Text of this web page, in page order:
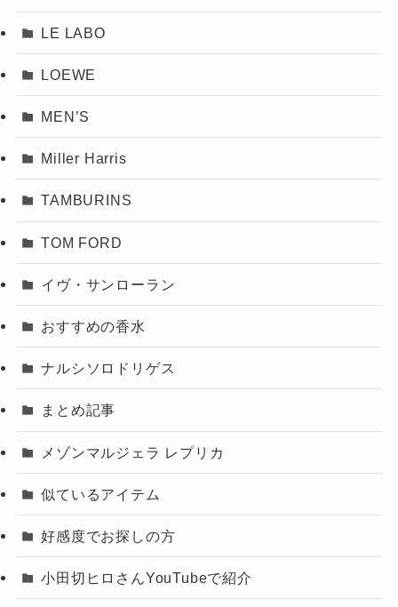
LE LABO
LOEWE
MEN’S
Miller Harris
TAMBURINS
TOM FORD
イヴ・サンローラン
おすすめの香水
ナルシソロドリゲス
まとめ記事
メゾンマルジェラ レプリカ
似ているアイテム
好感度でお探しの方
小田切ヒロさんYouTubeで紹介